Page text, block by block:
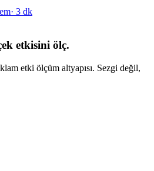
· 3 dk
etkisini ölç.
etki ölçüm altyapısı. Sezgi değil,